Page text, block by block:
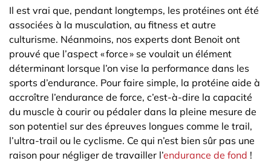
Il est vrai que, pendant longtemps, les protéines ont été
associées à la musculation, au fitness et autre
culturisme. Néanmoins, nos experts dont Benoit ont
prouvé que l’aspect « force » se voulait un élément
déterminant lorsque l’on vise la performance dans les
sports d’endurance. Pour faire simple, la protéine aide à
accroître l’endurance de force, c’est-à-dire la capacité
du muscle à courir ou pédaler dans la pleine mesure de
son potentiel sur des épreuves longues comme le trail,
l’ultra-trail ou le cyclisme. Ce qui n’est bien sûr pas une
raison pour négliger de travailler l’endurance de fond !